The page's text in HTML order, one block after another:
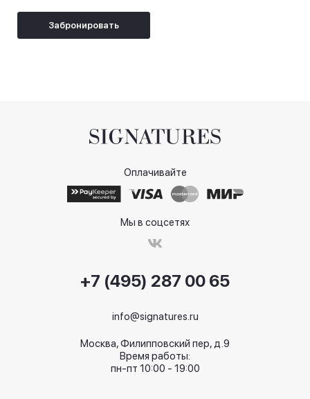
Забронировать
Оплачивайте
Мы в соцсетях
+7 (495) 287 00 65
info@signatures.ru
Москва, Филипповский пер, д.9
Время работы:
пн-пт 10:00 - 19:00